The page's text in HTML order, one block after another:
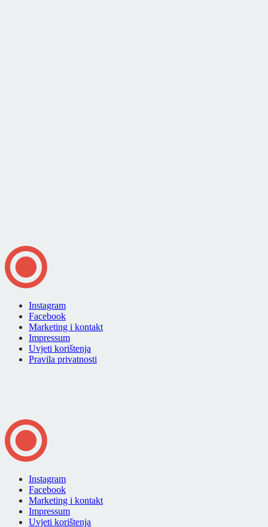
Instagram
Facebook
Marketing i kontakt
Impressum
Uvjeti korištenja
Pravila privatnosti
Instagram
Facebook
Marketing i kontakt
Impressum
Uvjeti korištenja